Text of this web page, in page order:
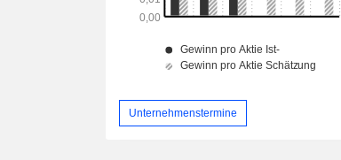
Unternehmenstermine